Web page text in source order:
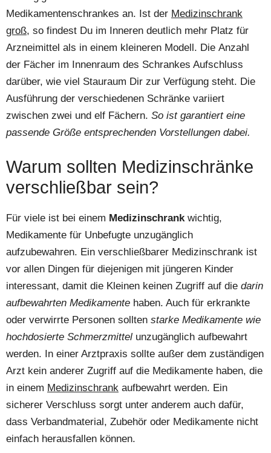
Medikamentenschrankes an. Ist der Medizinschrank
groß, so findest Du im Inneren deutlich mehr Platz für
Arzneimittel als in einem kleineren Modell. Die Anzahl
der Fächer im Innenraum des Schrankes Aufschluss
darüber, wie viel Stauraum Dir zur Verfügung steht. Die
Ausführung der verschiedenen Schränke variiert
zwischen zwei und elf Fächern. So ist garantiert eine
passende Größe entsprechenden Vorstellungen dabei.
Warum sollten Medizinschränke
verschließbar sein?
Für viele ist bei einem Medizinschrankwichtig,
Medikamente für Unbefugte unzugänglich
aufzubewahren. Ein verschließbarer Medizinschrank ist
vor allen Dingen für diejenigen mit jüngeren Kinder
interessant, damit die Kleinen keinen Zugriff auf die darin
aufbewahrten Medikamente haben. Auch für erkrankte
oder verwirrte Personen sollten starke Medikamente wie
hochdosierte Schmerzmittel unzugänglich aufbewahrt
werden. In einer Arztpraxis sollte außer dem zuständigen
Arzt kein anderer Zugriff auf die Medikamente haben, die
in einem Medizinschrank aufbewahrt werden. Ein
sicherer Verschluss sorgt unter anderem auch dafür,
dass Verbandmaterial, Zubehör oder Medikamente nicht
einfach herausfallen können.